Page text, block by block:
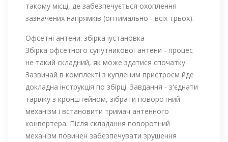
такому місці, де забезпечується охоплення
зазначених напрямків (оптимально - всіх трьох).
Офсетні антени. збірка іустановка
Збірка офсетного супутникової антени - процес
не такий складний, як може здатися спочатку.
Зазвичай в комплекті з купленим пристроєм йде
докладна інструкція по збірці. Завдання - з'єднати
тарілку з кронштейном, зібрати поворотний
механізм і встановити тримач антенного
конвертера. Після складання поворотний
механізм повинен забезпечувати зрушення